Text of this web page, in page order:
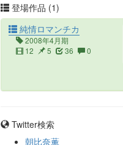
登場作品 (1)
純情ロマンチカ
2008年4月期
12
5 36 0
Twitter検索
朝比奈薫